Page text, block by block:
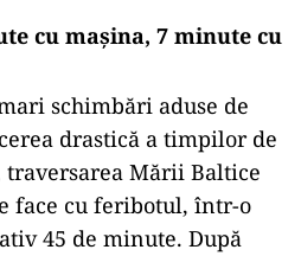
cu mașina, 7 minute cu
schimbări aduse de
drastică a timpilor de
Mării Baltice
face cu feribotul, într-o
45 de minute. După